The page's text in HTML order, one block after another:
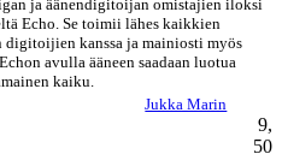
ja äänendigitoijan omistajien iloksi
Echo. Se toimii lähes kaikkien
kanssa ja mainiosti myös
avulla ääneen saadaan luotua
kaiku.
Jukka Marin
9,
50